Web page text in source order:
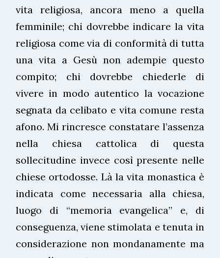
vita religiosa, ancora meno a quella
femminile; chi dovrebbe indicare la vita
religiosa come via di conformità di tutta
una vita a Gesù non adempie questo
compito; chi dovrebbe chiederle di
vivere in modo autentico la vocazione
segnata da celibato e vita comune resta
afono. Mi rincresce constatare l’assenza
nella chiesa cattolica di questa
sollecitudine invece così presente nelle
chiese ortodosse. Là la vita monastica è
indicata come necessaria alla chiesa,
luogo di “memoria evangelica” e, di
conseguenza, viene stimolata e tenuta in
considerazione non mondanamente ma